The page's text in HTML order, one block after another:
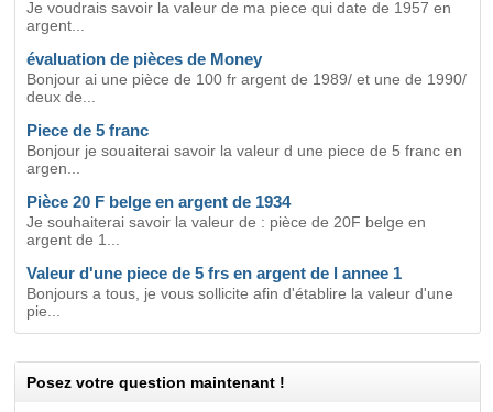
Je voudrais savoir la valeur de ma piece qui date de 1957 en
argent...
évaluation de pièces de Money
Bonjour ai une pièce de 100 fr argent de 1989/ et une de 1990/
deux de...
Piece de 5 franc
Bonjour je souaiterai savoir la valeur d une piece de 5 franc en
argen...
Pièce 20 F belge en argent de 1934
Je souhaiterai savoir la valeur de : pièce de 20F belge en
argent de 1...
Valeur d'une piece de 5 frs en argent de l annee 1
Bonjours a tous, je vous sollicite afin d'établire la valeur d'une
pie...
Posez votre question maintenant !